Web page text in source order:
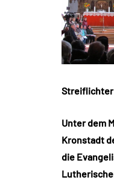
Streiflichter
Unter dem
Kronstadt
die